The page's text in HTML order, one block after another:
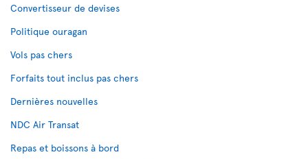
Convertisseur de devises
Politique ouragan
Vols pas chers
Forfaits tout inclus pas chers
Dernières nouvelles
NDC Air Transat
Repas et boissons à bord